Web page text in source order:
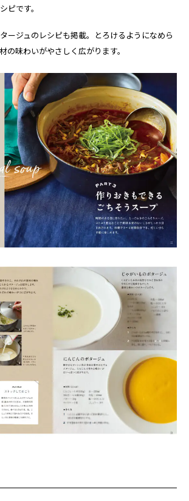
ピです。
ージュのレシピも掲載。とろけるようになめら
の味わいがやさしく広がります。